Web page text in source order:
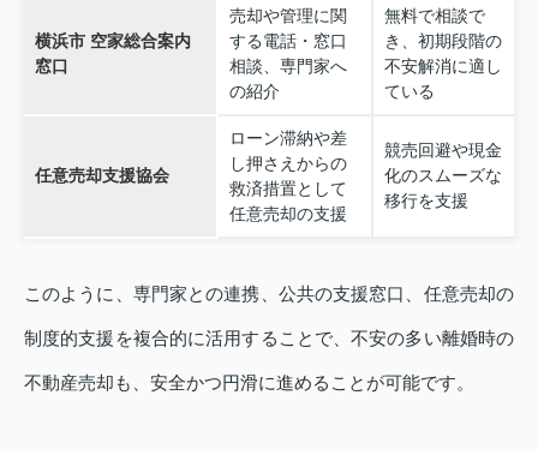
横浜市 空家総合案内
窓口
売却や管理に関
する電話・窓口
相談、専門家へ
の紹介
無料で相談で
き、初期段階の
不安解消に適し
ている
任意売却支援協会
ローン滞納や差
し押さえからの
救済措置として
任意売却の支援
競売回避や現金
化のスムーズな
移行を支援
このように、専門家との連携、公共の支援窓口、任意売却の
制度的支援を複合的に活用することで、不安の多い離婚時の
不動産売却も、安全かつ円滑に進めることが可能です。